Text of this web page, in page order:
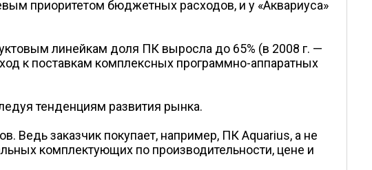
приоритетом бюджетных расходов, и у «Аквариуса»
линейкам доля ПК выросла до 65% (в 2008 г. —
к поставкам комплексных программно-аппаратных
тенденциям развития рынка.
Ведь заказчик покупает, например, ПК Aquarius, а не
комплектующих по производительности, цене и